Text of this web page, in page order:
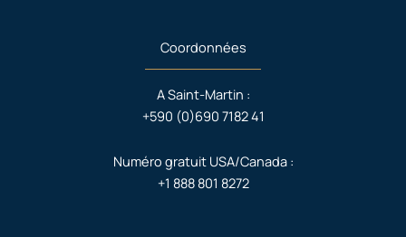
Coordonnées
A Saint-Martin :
+590 (0)690 7182 41
Numéro gratuit USA/Canada :
+1 888 801 8272